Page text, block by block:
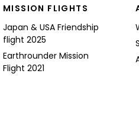
MISSION FLIGHTS
Japan & USA Friendship
flight 2025
Earthrounder Mission
Flight 2021